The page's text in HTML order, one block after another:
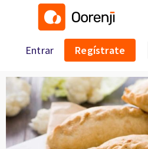
Entrar Regístrate